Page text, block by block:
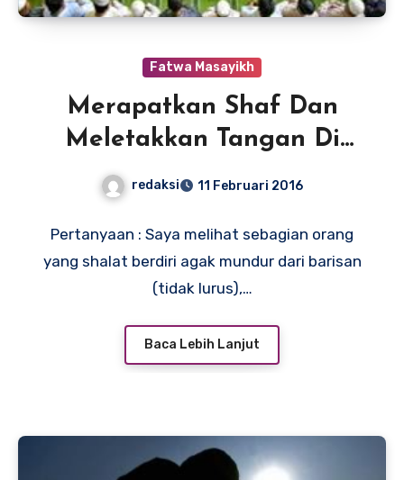
Fatwa Masayikh
Merapatkan Shaf Dan
Meletakkan Tangan Di
redaksi 11 Februari 2016
Pertanyaan : Saya melihat sebagian orang
yang shalat berdiri agak mundur dari barisan
(tidak lurus),…
Baca Lebih Lanjut